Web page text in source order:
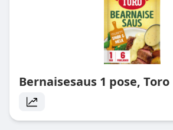
Bernaisesaus 1 pose, Toro